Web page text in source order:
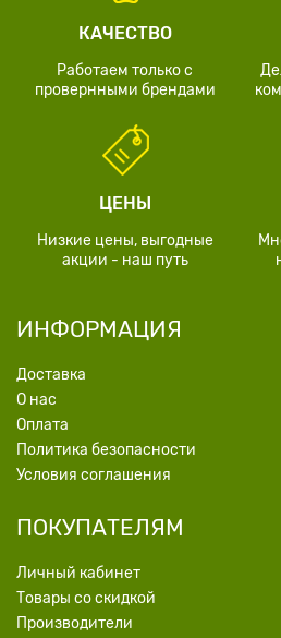
КАЧЕСТВО
Работаем только с
провернными брендами
ЦЕНЫ
Низкие цены, выгодные
акции - наш путь
ИНФОРМАЦИЯ
Доставка
О нас
Оплата
Политика безопасности
Условия соглашения
ПОКУПАТЕЛЯМ
Личный кабинет
Товары со скидкой
Производители